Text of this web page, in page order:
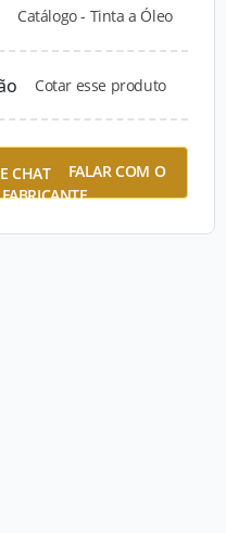
Catálogo - Tinta a Óleo
Cotar esse produto
FALAR COM O
FABRICANTE